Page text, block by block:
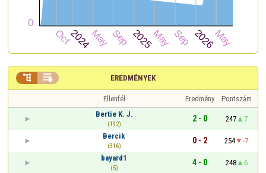
EREDMÉNYEK
 
Ellenfél Eredmény
Pontszám
Bertie K. J.
(192)
2 - 0 247
7
Bercik
(316)
0 - 2 254
-7
bayard1
(5)
4 - 0 248
6